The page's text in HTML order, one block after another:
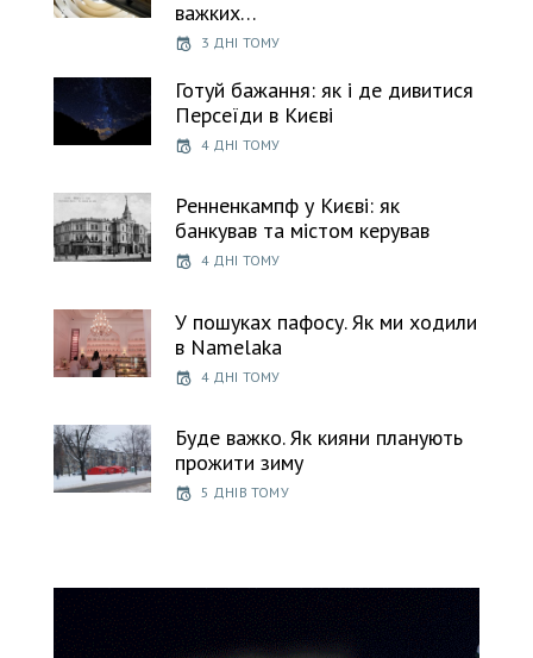
важких…
3 ДНІ ТОМУ
Готуй бажання: як і де дивитися
Персеїди в Києві
4 ДНІ ТОМУ
Ренненкампф у Києві: як
банкував та містом керував
4 ДНІ ТОМУ
У пошуках пафосу. Як ми ходили
в Namelaka
4 ДНІ ТОМУ
Буде важко. Як кияни планують
прожити зиму
5 ДНІВ ТОМУ